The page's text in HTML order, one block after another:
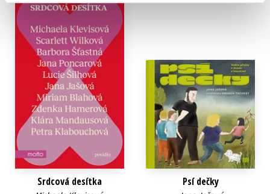
Srdcová desítka Psí dečky